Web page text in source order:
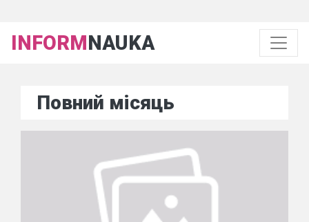
INFORMNAUKA
Повний місяць